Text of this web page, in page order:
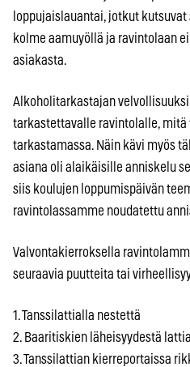
loppujaislauantai, jotkut
kolme aamuyöllä ja ravintolaan
asiakasta.
Alkoholitarkastajan
tarkastettavalle ravintolalle, mitä
tarkastamassa. Näin kävi myös
asiana oli alaikäisille anniskelu
siis koulujen loppumispäivän
ravintolassamme noudatettu
Valvontakierroksella
seuraavia puutteita tai
1. Tanssilattialla nestettä
2. Baaritiskien läheisyydestä
3. Tanssilattian kierreportaissa